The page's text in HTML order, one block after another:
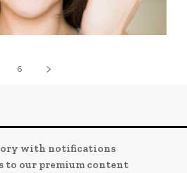
6
with notifications
to our premium content